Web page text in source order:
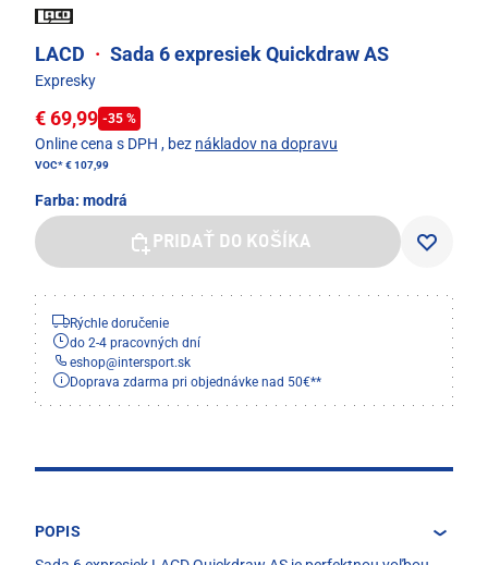
LACD · Sada 6 expresiek Quickdraw AS
Expresky
€ 69,99 -35 %
Online cena s DPH , bez nákladov na dopravu
VOC*€ 107,99
Farba: modrá
PRIDAŤ DO KOŠÍKA
Rýchle doručenie
do 2-4 pracovných dní
eshop@intersport.sk
Doprava zdarma pri objednávke nad 50€**
POPIS